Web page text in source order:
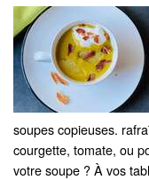
soupes copieuses.
courgette, tomate, ou
votre soupe ? À vos